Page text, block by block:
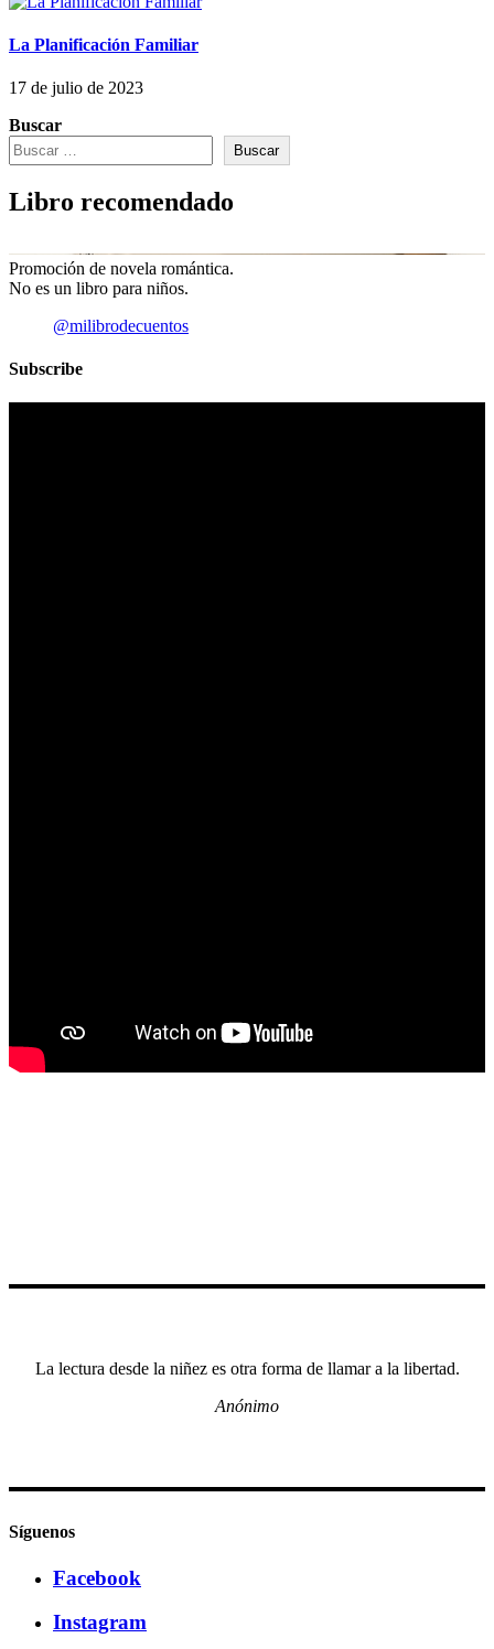
La Planificación Familiar
17 de julio de 2023
Buscar
Buscar
Libro recomendado
Promoción de novela romántica.
No es un libro para niños.
@milibrodecuentos
Subscribe
La lectura desde la niñez es otra forma de llamar a la libertad.
Anónimo
Síguenos
Facebook
Instagram